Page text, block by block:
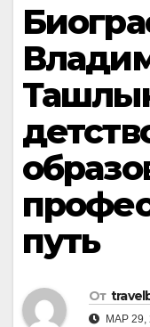
путь
От
МАР 29,